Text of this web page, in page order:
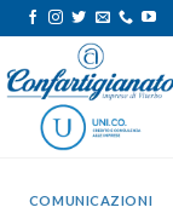
COMUNICAZIONI